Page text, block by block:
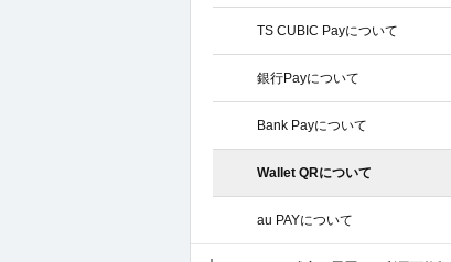
TS CUBIC Payについて
銀行Payについて
Bank Payについて
Wallet QRについて
au PAYについて